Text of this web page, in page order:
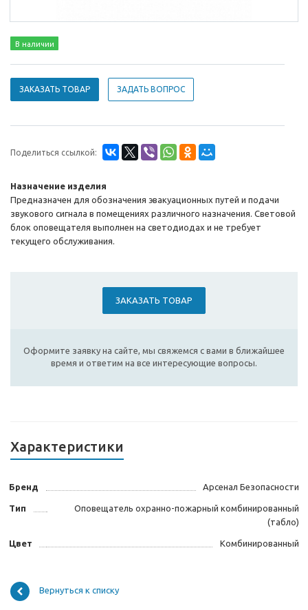
В наличии
ЗАКАЗАТЬ ТОВАР ЗАДАТЬ ВОПРОС
Поделиться ссылкой:
Назначение изделия
Предназначен для обозначения эвакуационных путей и подачи
звукового сигнала в помещениях различного назначения. Световой
блок оповещателя выполнен на светодиодах и не требует
текущего обслуживания.
ЗАКАЗАТЬ ТОВАР
Оформите заявку на сайте, мы свяжемся с вами в ближайшее
время и ответим на все интересующие вопросы.
Характеристики
Бренд Арсенал Безопасности
Тип
Оповещатель охранно-пожарный комбинированный
(табло)
Цвет Комбинированный
Вернуться к списку